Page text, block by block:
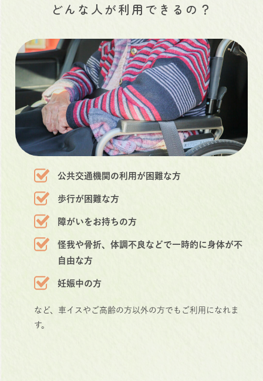
どんな人が利用できるの？
公共交通機関の利用が困難な方
歩行が困難な方
障がいをお持ちの方
怪我や骨折、体調不良などで一時的に身体が不
自由な方
妊娠中の方
など、車イスやご高齢の方以外の方でもご利用になれま
す。